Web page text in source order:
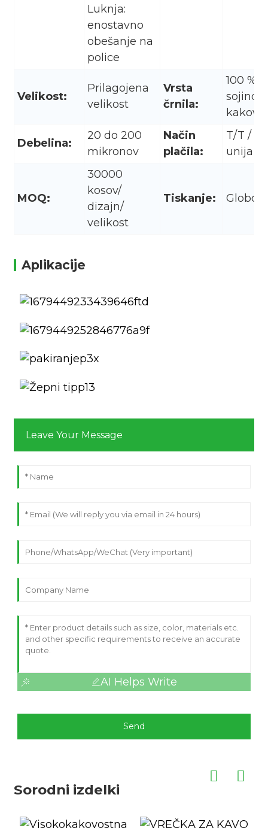
Luknja:
enostavno
obešanje na
police
Velikost:
Prilagojena
velikost
Vrsta
črnila:
100 %
sojino
Debelina:
20 do 200
mikronov
Način
plačila:
T/T /
unija
MOQ:
30000
kosov/
dizajn/
velikost
Tiskanje:
Aplikacije
Leave Your Message
AI Helps Write
Send
Sorodni izdelki